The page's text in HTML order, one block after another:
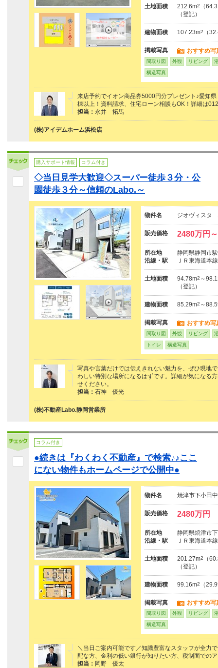
土地面積 212.6m2
（
（登記）
建物面積 107.23m2 （
掲載写真 おすすめ写
間取り図 外観 リビング
構造写真
来店予約でイオン商品券5000円分プレゼント♪愛知
棟以上！資料請求、住宅ローン相談もOK！詳細は
担当： 永井 拓馬
(株)アイデムホーム浜松店
購入サポート情報 コラム付き
◇当日見学大歓迎◇スーパー徒歩３分・公
園徒歩３分～信頼のLabo.～
物件名 ジオヴィスタ
販売価格 2480万円
所在地
静岡県静岡市
沿線・駅
ＪＲ東海道本
土地面積 94.78m2 ～
（登記）
建物面積 85.29m2 ～
掲載写真 おすすめ写
間取り図 外観 リビング
トイレ 構造写真
写真や言葉だけでは伝えきれない魅力を、ぜひ現地
わしい特別な場所になるはずです。詳細が気になる
せください。
担当： 石神 優光
(株)不動産Labo.静岡営業所
コラム付き
●続きは『わくわく不動産』で検索♪♪ここ
にない物件もホームページで公開中●
物件名 焼津市下小田
販売価格 2480万円
所在地
静岡県焼津市
沿線・駅
ＪＲ東海道本
土地面積 201.27m2
（
（登記）
建物面積 99.16m2 （
掲載写真 おすすめ写
間取り図 外観 リビング
構造写真
＼当日ご案内可能です／知識豊富なスタッフが全力
配な方、金利の低い銀行が知りたい方、税制面での
担当： 岡野 優太